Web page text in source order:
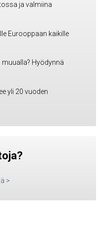
ja valmiina
Eurooppaan kaikille
Hyödynnä
yli 20 vuoden
>